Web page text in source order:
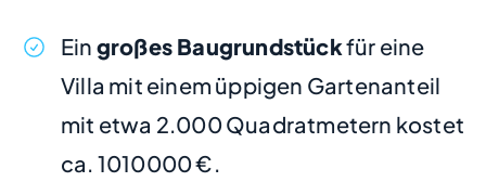
Ein großes Baugrundstückfür eine
Villa mit einem üppigen Gartenanteil
mit etwa 2.000 Quadratmetern kostet
ca. 1010000 €.